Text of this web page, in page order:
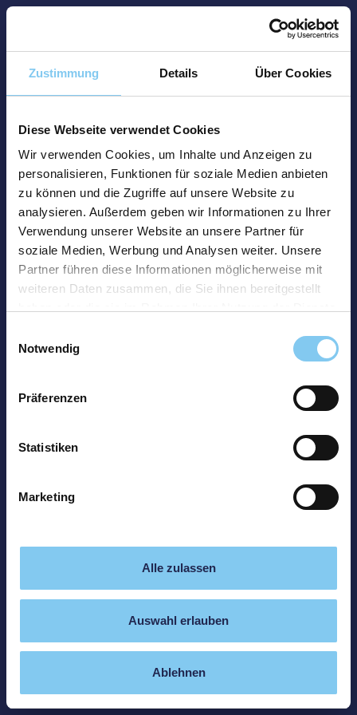
Zustimmung Details Über Cookies
Diese Webseite verwendet Cookies
Wir verwenden Cookies, um Inhalte und Anzeigen zu
personalisieren, Funktionen für soziale Medien anbieten
zu können und die Zugriffe auf unsere Website zu
analysieren. Außerdem geben wir Informationen zu Ihrer
Verwendung unserer Website an unsere Partner für
soziale Medien, Werbung und Analysen weiter. Unsere
Partner führen diese Informationen möglicherweise mit
weiteren Daten zusammen, die Sie ihnen bereitgestellt
Notwendig
Präferenzen
Statistiken
Marketing
Alle zulassen
Auswahl erlauben
Ablehnen